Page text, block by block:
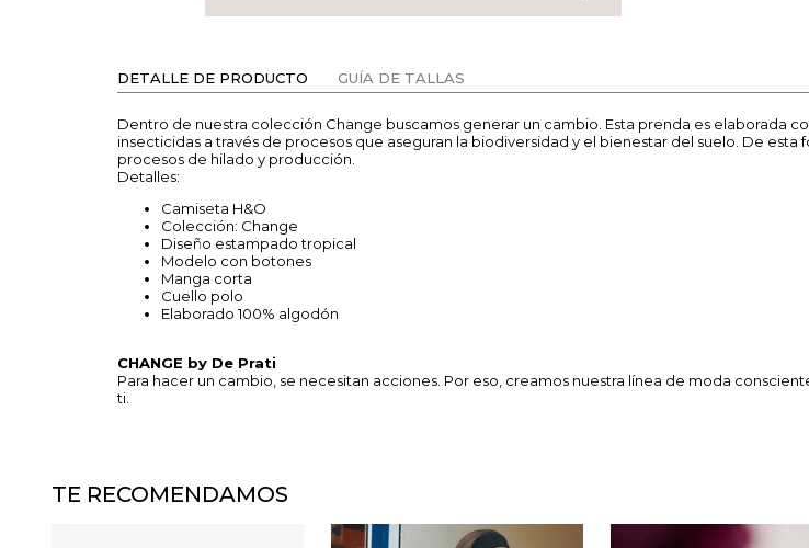
DETALLE DE PRODUCTO GUÍA DE TALLAS
Dentro de nuestra colección Change buscamos generar un cambio. Esta prenda es elaborada
insecticidas a través de procesos que aseguran la biodiversidad y el bienestar del suelo. De
procesos de hilado y producción.
Detalles:
Camiseta H&O
Colección: Change
Diseño estampado tropical
Modelo con botones
Manga corta
Cuello polo
Elaborado 100% algodón
CHANGE by De Prati
Para hacer un cambio, se necesitan acciones. Por eso, creamos nuestra línea de moda
ti.
TE RECOMENDAMOS